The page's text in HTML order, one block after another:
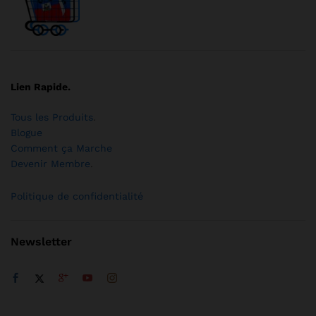
Lien Rapide.
Tous les Produits
Blogue
Comment ça Marche
Devenir Membre
Politique de confidentialité
Newsletter